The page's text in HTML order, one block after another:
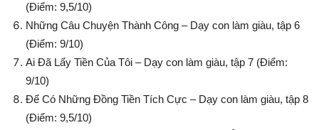
(Điểm: 9,5/10)
Những Câu Chuyện Thành Công – Dạy con làm giàu, tập 6
(Điểm: 9/10)
Ai Đã Lấy Tiền Của Tôi – Dạy con làm giàu, tập 7 (Điểm:
9/10)
Để Có Những Đồng Tiền Tích Cực – Dạy con làm giàu, tập 8
(Điểm: 9,5/10)